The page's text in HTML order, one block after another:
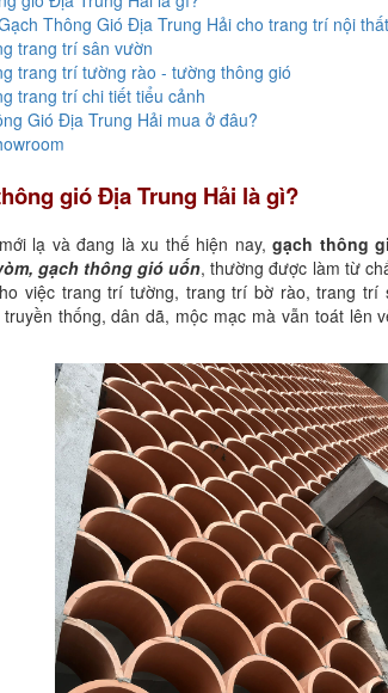
Thông Gió Địa Trung Hải cho trang trí nội
trang trí sân vườn
trang trí tường rào - tường thông gió
trang trí chi tiết tiểu cảnh
Gió Địa Trung Hải mua ở đâu?
gió Địa Trung Hải là gì?
lạ và đang là xu thế hiện nay, gạch thông
gạch thông gió uốn, thường được làm từ
việc trang trí tường, trang trí bờ rào, trang
thống, dân dã, mộc mạc mà vẫn toát